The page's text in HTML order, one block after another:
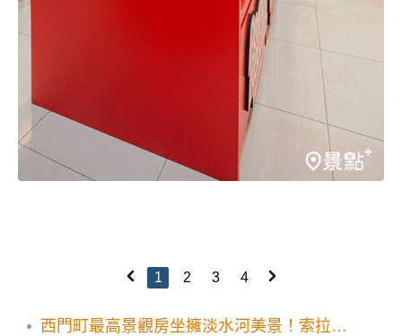
1 2 3 4
西門町最高景觀房坐擁淡水河美景！索拉利